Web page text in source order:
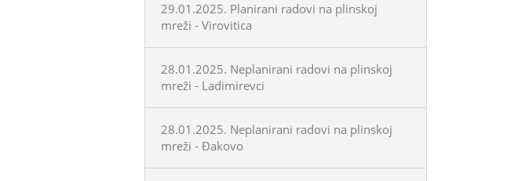
29.01.2025. Planirani radovi na plinskoj
mreži - Virovitica
28.01.2025. Neplanirani radovi na plinskoj
mreži - Ladimirevci
28.01.2025. Neplanirani radovi na plinskoj
mreži - Đakovo